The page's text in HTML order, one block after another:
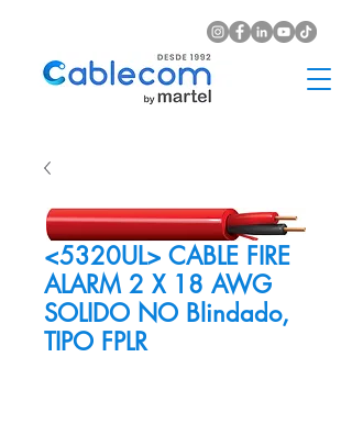
<5320UL> CABLE FIRE
ALARM 2 X 18 AWG
SOLIDO NO Blindado,
TIPO FPLR